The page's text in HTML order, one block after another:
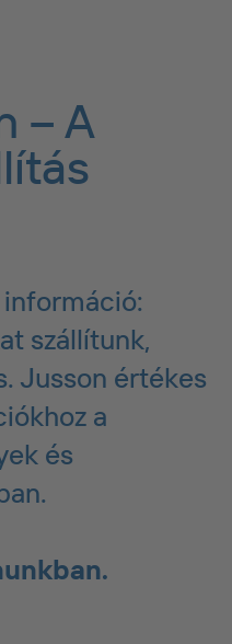
– A
szállítunk,
Jusson értékes
a
és